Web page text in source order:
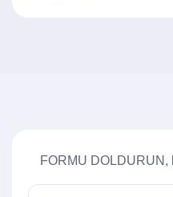
FORMU DOLDURUN,